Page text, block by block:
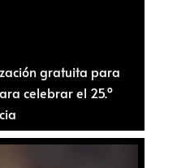
gratuita para
celebrar el 25.º